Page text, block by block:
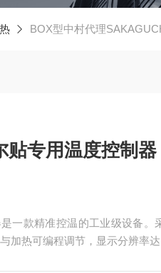
BOX型中村代理
专用温度控制器
一款精准控温的工业级设备。
热可编程调节，显示分辨率达